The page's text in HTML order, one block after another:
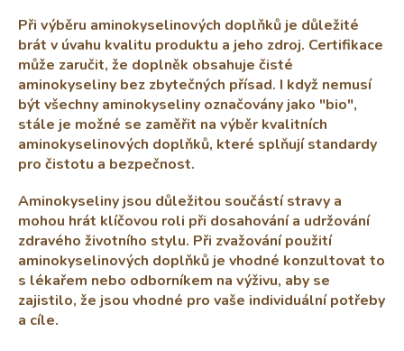
v
k
y
v
ý
p
i
s
Při výběru aminokyselinových doplňků je důležité
brát v úvahu kvalitu produktu a jeho zdroj. Certifikace
může zaručit, že doplněk obsahuje čisté
aminokyseliny bez zbytečných přísad. I když nemusí
být všechny aminokyseliny označovány jako "bio",
stále je možné se zaměřit na výběr kvalitních
aminokyselinových doplňků, které splňují standardy
pro čistotu a bezpečnost.
Aminokyseliny jsou důležitou součástí stravy a
mohou hrát klíčovou roli při dosahování a udržování
zdravého životního stylu. Při zvažování použití
aminokyselinových doplňků je vhodné konzultovat to
s lékařem nebo odborníkem na výživu, aby se
zajistilo, že jsou vhodné pro vaše individuální potřeby
a cíle.